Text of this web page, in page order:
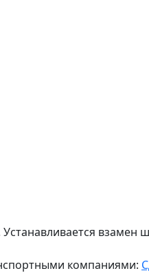
взамен
компаниями: